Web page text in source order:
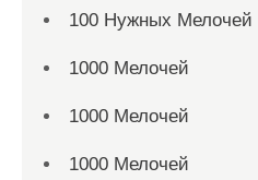
100 Нужных Мелочей
1000 Мелочей
1000 Мелочей
1000 Мелочей